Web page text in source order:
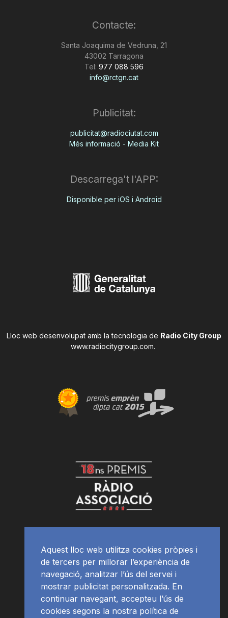
Contacte:
Santa Joaquima de Vedruna, 21
43002 Tarragona
Tel: 977 088 596
info@rctgn.cat
Publicitat:
publicitat@radiociutat.com
Més informació - Media Kit
Descarrega't l'APP:
Disponible per iOS i Android
Lloc web desenvolupat amb la tecnologia de Radio City Group
www.radiocitygroup.com.
Aquest lloc web utilitza cookies pròpies i
de tercers per millorar l’experiència de
navegació, analitzar l’ús del servei i
mostrar publicitat personalitzada. En
continuar navegant, accepteu l’ús de
cookies segons la nostra política de